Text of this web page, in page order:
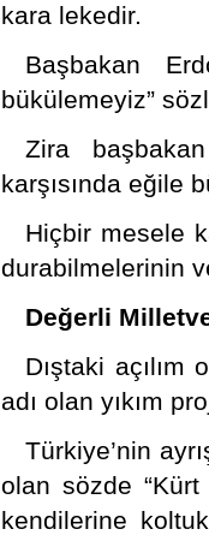
kara lekedir.
Başbakan
bükülemeyiz”
Zira
karşısında eğile
Hiçbir mesele
durabilmelerinin
Değerli
Dıştaki
adı olan yıkım
Türkiye’nin
olan sözde “Kürt
kendilerine